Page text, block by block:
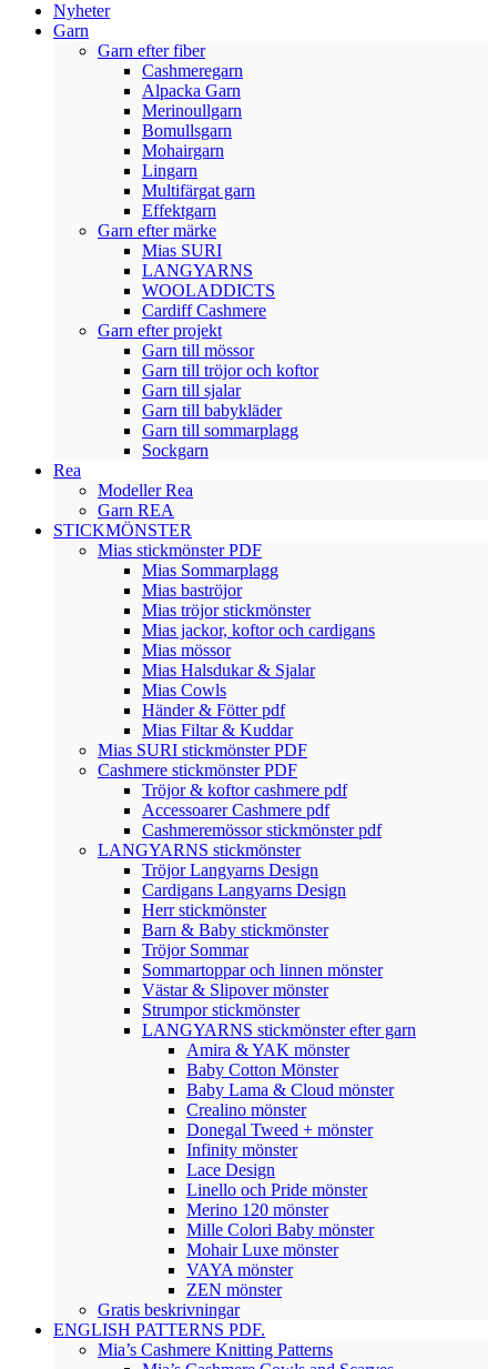
Nyheter
Garn
Garn efter fiber
Cashmeregarn
Alpacka Garn
Merinoullgarn
Bomullsgarn
Mohairgarn
Lingarn
Multifärgat garn
Effektgarn
Garn efter märke
Mias SURI
LANGYARNS
WOOLADDICTS
Cardiff Cashmere
Garn efter projekt
Garn till mössor
Garn till tröjor och koftor
Garn till sjalar
Garn till babykläder
Garn till sommarplagg
Sockgarn
Rea
Modeller Rea
Garn REA
STICKMÖNSTER
Mias stickmönster PDF
Mias Sommarplagg
Mias baströjor
Mias tröjor stickmönster
Mias jackor, koftor och cardigans
Mias mössor
Mias Halsdukar & Sjalar
Mias Cowls
Händer & Fötter pdf
Mias Filtar & Kuddar
Mias SURI stickmönster PDF
Cashmere stickmönster PDF
Tröjor & koftor cashmere pdf
Accessoarer Cashmere pdf
Cashmeremössor stickmönster pdf
LANGYARNS stickmönster
Tröjor Langyarns Design
Cardigans Langyarns Design
Herr stickmönster
Barn & Baby stickmönster
Tröjor Sommar
Sommartoppar och linnen mönster
Västar & Slipover mönster
Strumpor stickmönster
LANGYARNS stickmönster efter garn
Amira & YAK mönster
Baby Cotton Mönster
Baby Lama & Cloud mönster
Crealino mönster
Donegal Tweed + mönster
Infinity mönster
Lace Design
Linello och Pride mönster
Merino 120 mönster
Mille Colori Baby mönster
Mohair Luxe mönster
VAYA mönster
ZEN mönster
Gratis beskrivningar
ENGLISH PATTERNS PDF.
Mia’s Cashmere Knitting Patterns